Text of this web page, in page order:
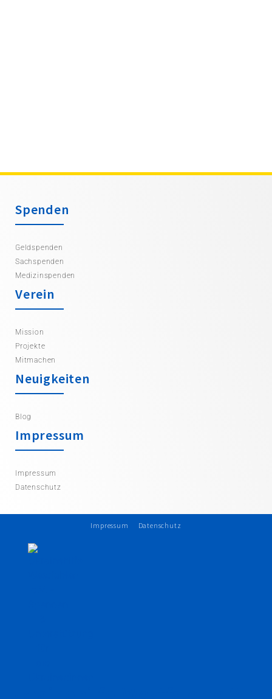
Spenden
Geldspenden
Sachspenden
Medizinspenden
Verein
Mission
Projekte
Mitmachen
Neuigkeiten
Blog
Impressum
Impressum
Datenschutz
Impressum Datenschutz